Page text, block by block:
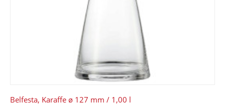
Belfesta, Karaffe ø 127 mm / 1,00 l